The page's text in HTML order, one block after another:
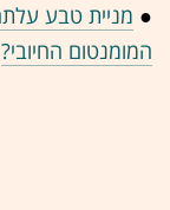
●
המומנטום החיובי?